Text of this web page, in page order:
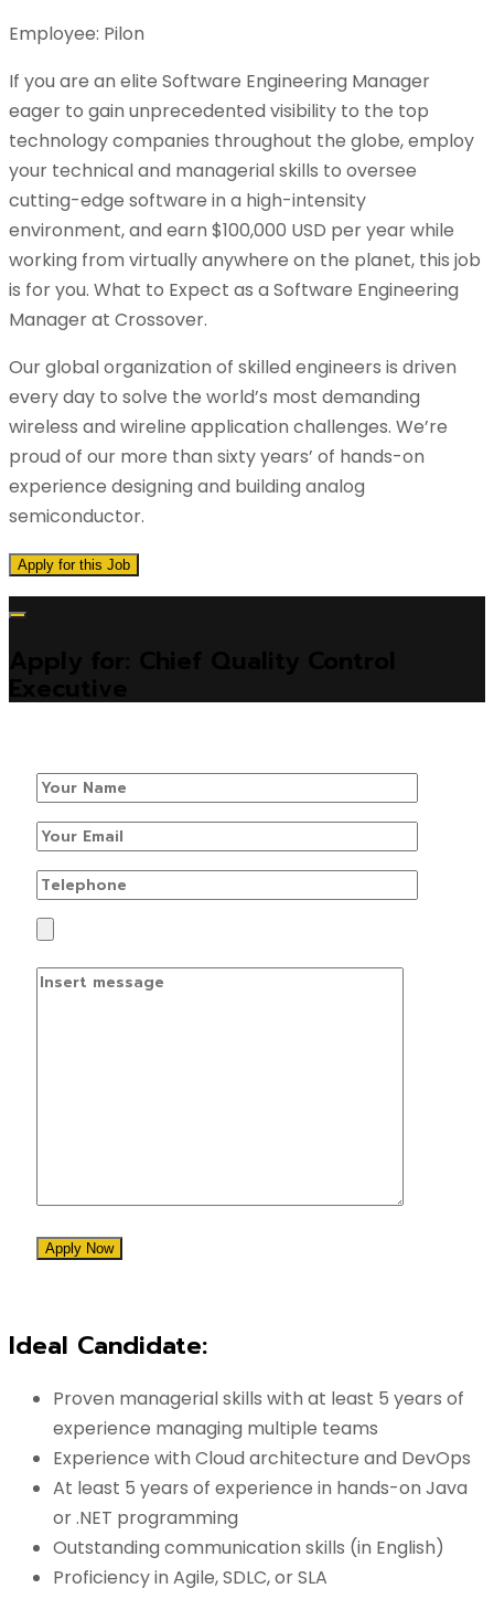
Employee: Pilon
If you are an elite Software Engineering Manager
eager to gain unprecedented visibility to the top
technology companies throughout the globe, employ
your technical and managerial skills to oversee
cutting-edge software in a high-intensity
environment, and earn $100,000 USD per year while
working from virtually anywhere on the planet, this job
is for you. What to Expect as a Software Engineering
Manager at Crossover.
Our global organization of skilled engineers is driven
every day to solve the world’s most demanding
wireless and wireline application challenges. We’re
proud of our more than sixty years’ of hands-on
experience designing and building analog
semiconductor.
Apply for this Job
Apply Now
Ideal Candidate:
Proven managerial skills with at least 5 years of
experience managing multiple teams
Experience with Cloud architecture and DevOps
At least 5 years of experience in hands-on Java
or .NET programming
Outstanding communication skills (in English)
Proficiency in Agile, SDLC, or SLA